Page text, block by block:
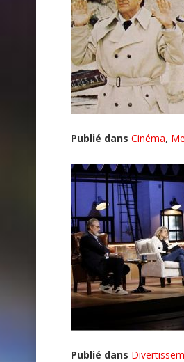
Publié dans Cinéma,
Publié dans